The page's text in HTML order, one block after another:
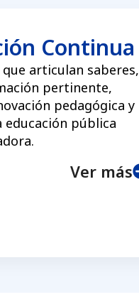
Continua
articulan saberes,
pertinente,
pedagógica y
pública
Ver más